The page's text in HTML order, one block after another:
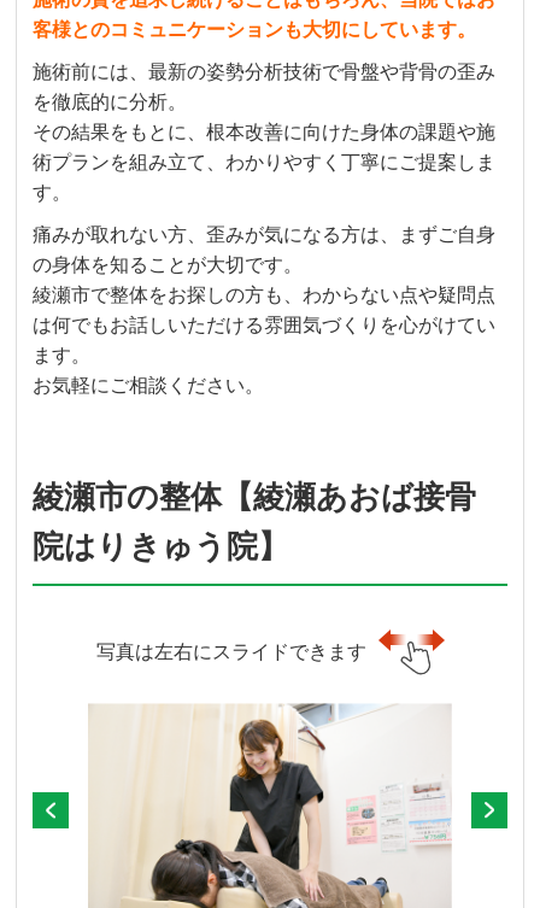
客様とのコミュニケーションも大切にしています。
施術前には、最新の姿勢分析技術で骨盤や背骨の歪み
を徹底的に分析。
その結果をもとに、根本改善に向けた身体の課題や施
術プランを組み立て、わかりやすく丁寧にご提案しま
す。
痛みが取れない方、歪みが気になる方は、まずご自身
の身体を知ることが大切です。
綾瀬市で整体をお探しの方も、わからない点や疑問点
は何でもお話しいただける雰囲気づくりを心がけてい
ます。
お気軽にご相談ください。
綾瀬市の整体【綾瀬あおば接骨
院はりきゅう院】
写真は左右にスライドできます